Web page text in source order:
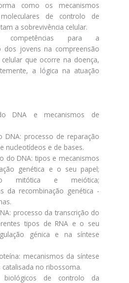
como os mecanismos
de controlo de
a sobrevivência celular.
competências para a
dos jovens na compreensão
que ocorre na doença,
a lógica na atuação
DNA e mecanismos de
DNA: processo de reparação
nucleotídeos e de bases.
do DNA: tipos e mecanismos
genética e o seu papel;
mitótica e meiótica;
da recombinação genética -
processo da transcrição do
tipos de RNA e o seu
génica e na síntese
mecanismos da síntese
catalisada no ribossoma.
biológicos de controlo da